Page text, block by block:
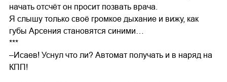
начать отсчёт он просит позвать врача.
Я слышу только своё громкое дыхание и вижу, как
губы Арсения становятся синими…
***
–Исаев! Уснул что ли? Автомат получать и в наряд на
КПП!